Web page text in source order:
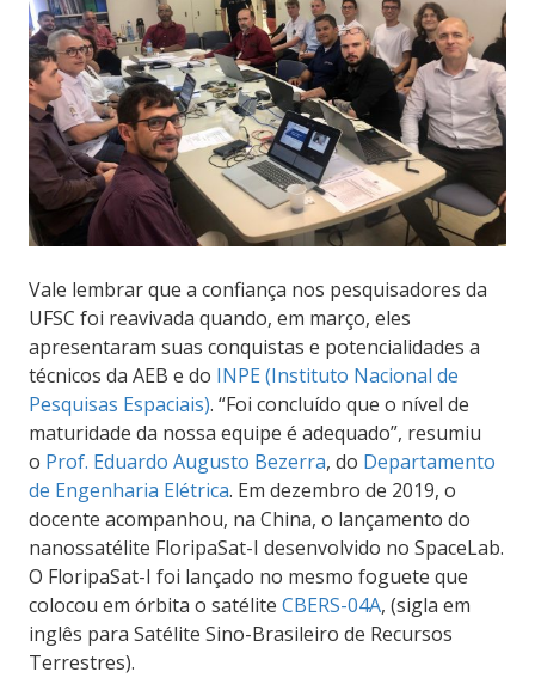
Vale lembrar que a confiança nos pesquisadores da
UFSC foi reavivada quando, em março, eles
apresentaram suas conquistas e potencialidades a
técnicos da AEB e do INPE (Instituto Nacional de
Pesquisas Espaciais). “Foi concluído que o nível de
maturidade da nossa equipe é adequado”, resumiu
o Prof. Eduardo Augusto Bezerra, do Departamento
de Engenharia Elétrica. Em dezembro de 2019, o
docente acompanhou, na China, o lançamento do
nanossatélite FloripaSat-I desenvolvido no SpaceLab.
O FloripaSat-I foi lançado no mesmo foguete que
colocou em órbita o satélite CBERS-04A, (sigla em
inglês para Satélite Sino-Brasileiro de Recursos
Terrestres).